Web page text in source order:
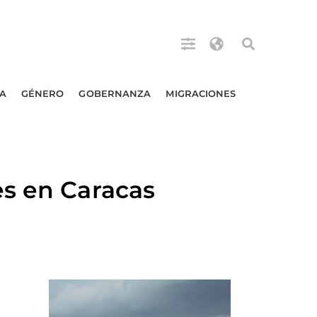
GÉNERO GOBERNANZA MIGRACIONES
en Caracas